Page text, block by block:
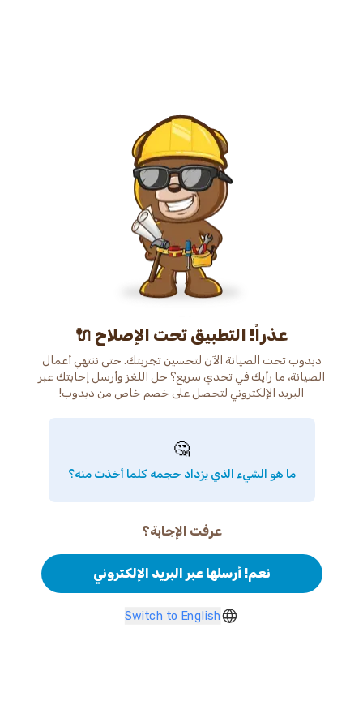
عذراً! التطبيق تحت الإصلاح 🔌
دبدوب تحت الصيانة الآن لتحسين تجربتك. حتى ننتهي أعمال
الصيانة، ما رأيك في تحدي سريع؟ حل اللغز وأرسل إجابتك عبر
البريد الإلكتروني لتحصل على خصم خاص من دبدوب!
🤔
ما هو الشيء الذي يزداد حجمه كلما أخذت منه؟
عرفت الإجابة؟
نعم! أرسلها عبر البريد الإلكتروني
Switch to English